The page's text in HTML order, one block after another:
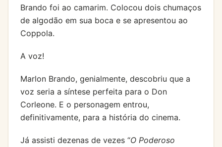
Brando foi ao camarim. Colocou dois chumaços
de algodão em sua boca e se apresentou ao
Coppola.
A voz!
Marlon Brando, genialmente, descobriu que a
voz seria a síntese perfeita para o Don
Corleone. E o personagem entrou,
definitivamente, para a história do cinema.
Já assisti dezenas de vezes “O Poderoso